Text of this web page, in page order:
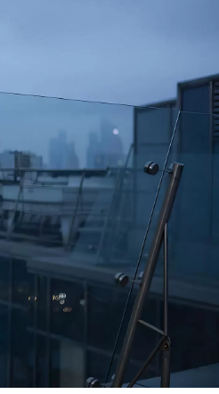
предприятию необходим свой